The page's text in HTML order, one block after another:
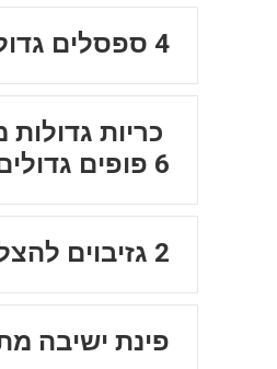
4 ספסלים גדולים 140 ס”מ מתאימים ל- 3 אנשים
6 פופים גדולים ונוחים
2 גזיבוים להצללת פינת הישיבה.
פינת ישיבה